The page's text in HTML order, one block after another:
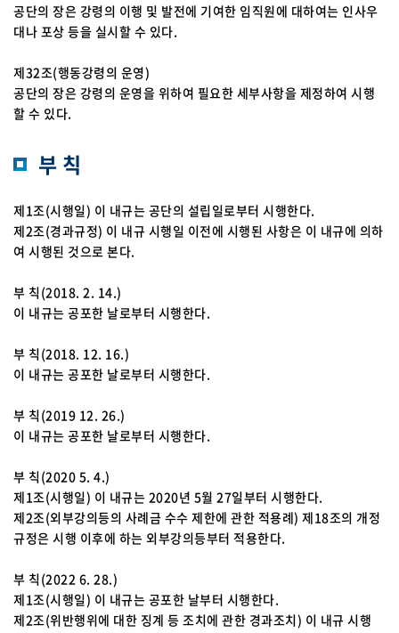
공단의 장은 강령의 이행 및 발전에 기여한 임직원에 대하여는 인사우
대나 포상 등을 실시할 수 있다.
제32조(행동강령의 운영)
공단의 장은 강령의 운영을 위하여 필요한 세부사항을 제정하여 시행
할 수 있다.
부 칙
제1조(시행일) 이 내규는 공단의 설립일로부터 시행한다.
제2조(경과규정) 이 내규 시행일 이전에 시행된 사항은 이 내규에 의하
여 시행된 것으로 본다.
부 칙(2018. 2. 14.)
이 내규는 공포한 날로부터 시행한다.
부 칙(2018. 12. 16.)
이 내규는 공포한 날로부터 시행한다.
부 칙(2019 12. 26.)
이 내규는 공포한 날로부터 시행한다.
부 칙(2020 5. 4.)
제1조(시행일) 이 내규는 2020년 5월 27일부터 시행한다.
제2조(외부강의등의 사례금 수수 제한에 관한 적용례) 제18조의 개정
규정은 시행 이후에 하는 외부강의등부터 적용한다.
부 칙(2022 6. 28.)
제1조(시행일) 이 내규는 공포한 날부터 시행한다.
제2조(위반행위에 대한 징계 등 조치에 관한 경과조치) 이 내규 시행